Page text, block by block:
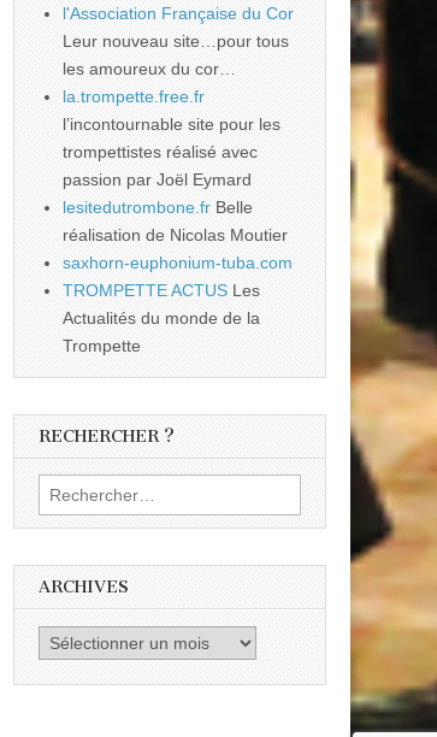
l'Association Française du Cor
Leur nouveau site…pour tous
les amoureux du cor…
la.trompette.free.fr
l’incontournable site pour les
trompettistes réalisé avec
passion par Joël Eymard
lesitedutrombone.fr Belle
réalisation de Nicolas Moutier
saxhorn-euphonium-tuba.com
TROMPETTE ACTUS Les
Actualités du monde de la
Trompette
RECHERCHER ?
Rechercher :
ARCHIVES
Archives